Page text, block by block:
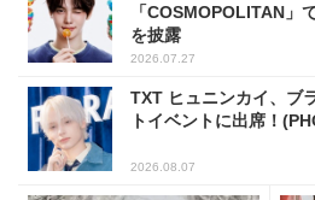
「COSMOPOLITAN」
を披露
2026.07.27
TXT ヒュニンカイ、ブ
トイベントに出席！
2026.08.07